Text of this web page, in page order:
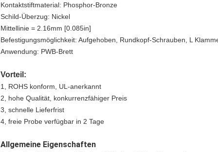
Kontaktstiftmaterial: Phosphor-Bronze
Schild-Überzug: Nickel
Mittellinie = 2.16mm [0.085in]
Befestigungsmöglichkeit: Aufgehoben, Rundkopf-Schrauben, L
Anwendung: PWB-Brett
Vorteil:
1, ROHS konform, UL-anerkannt
2, hohe Qualität, konkurrenzfähiger Preis
3, schnelle Lieferfrist
4, freie Probe verfügbar in 2 Tage
Allgemeine Eigenschaften